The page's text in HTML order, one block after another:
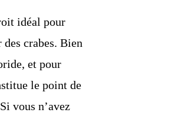
idéal pour
crabes. Bien
et pour
le point de
vous n’avez